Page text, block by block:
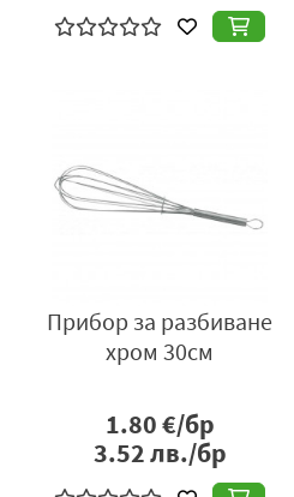
Прибор за разбиване
хром 30см
1.80€/бр
3.52лв./бр